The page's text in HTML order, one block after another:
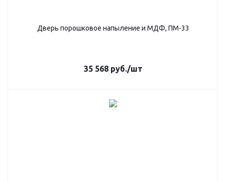
Дверь порошковое напыление и МДФ, ПМ-33
35 568руб./шт